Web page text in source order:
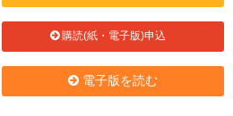
購読(紙・電子版)申込
電子版を読む